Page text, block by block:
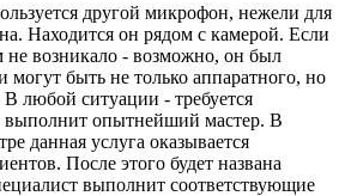
другой микрофон, нежели для
Находится он рядом с камерой. Если
не возникало - возможно, он был
быть не только аппаратного, но
любой ситуации - требуется
выполнит опытнейший мастер. В
данная услуга оказывается
После этого будет названа
выполнит соответствующие